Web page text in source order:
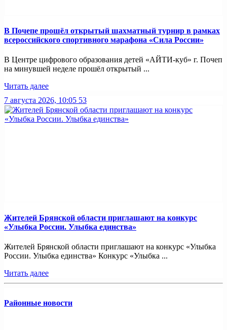
В Почепе прошёл открытый шахматный турнир в рамках
всероссийского спортивного марафона «Сила России»
В Центре цифрового образования детей «АЙТИ-куб» г. Почеп
на минувшей неделе прошёл открытый ...
Читать далее
7 августа 2026, 10:05 53
Жителей Брянской области приглашают на конкурс
«Улыбка России. Улыбка единства»
Жителей Брянской области приглашают на конкурс «Улыбка
России. Улыбка единства» Конкурс «Улыбка ...
Читать далее
Районные новости